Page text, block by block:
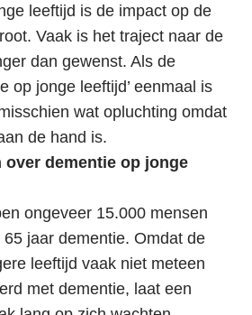
leeftijd is de impact op de
Vaak is het traject naar de
dan gewenst. Als de
op jonge leeftijd’ eenmaal is
wat opluchting omdat
de hand is.
over dementie op jonge
ongeveer 15.000 mensen
jaar dementie. Omdat de
leeftijd vaak niet meteen
met dementie, laat een